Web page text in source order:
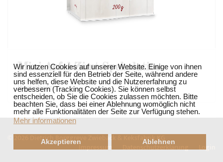
Wir nutzen Cookies auf unserer Website. Einige von ihnen
sind essenziell für den Betrieb der Seite, während andere
uns helfen, diese Website und die Nutzererfahrung zu
verbessern (Tracking Cookies). Sie können selbst
entscheiden, ob Sie die Cookies zulassen möchten. Bitte
beachten Sie, dass bei einer Ablehnung womöglich nicht
mehr alle Funktionalitäten der Seite zur Verfügung stehen.
Mehr informationen
Akzeptieren Ablehnen
Mini Apfel-Zimt-Spekulatius
Weiterlesen …
© 2026 Dietrich Borggreve Zwieback & Keksfabrik KG
Impressum
Datenschutzerklärung Login